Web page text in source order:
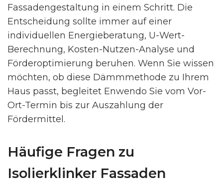
Fassadengestaltung in einem Schritt. Die
Entscheidung sollte immer auf einer
individuellen Energieberatung, U-Wert-
Berechnung, Kosten-Nutzen-Analyse und
Förderoptimierung beruhen. Wenn Sie wissen
möchten, ob diese Dämmmethode zu Ihrem
Haus passt, begleitet Enwendo Sie vom Vor-
Ort-Termin bis zur Auszahlung der
Fördermittel.
Häufige Fragen zu
Isolierklinker Fassaden